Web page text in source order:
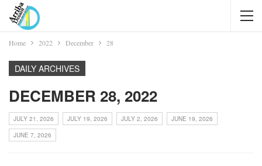
Home 2022 December 28
DAILY ARCHIVES
DECEMBER 28, 2022
JULY 21, 2026 JULY 19, 2026 JULY 2, 2026
JUNE 19, 2026
JUNE 7, 2026